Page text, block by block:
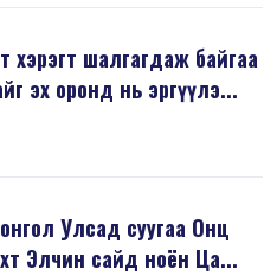
хэрэгт шалгагдаж байгаа
эх оронд нь эргүүлэ...
Улсад суугаа Онц
Элчин сайд ноён Ца...